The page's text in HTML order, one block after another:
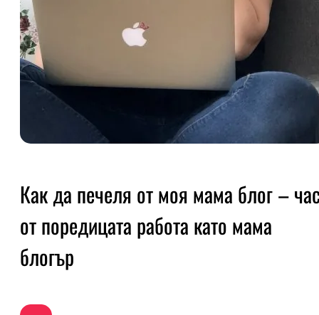
Как да печеля от моя мама блог –
от поредицата работа като мама
блогър